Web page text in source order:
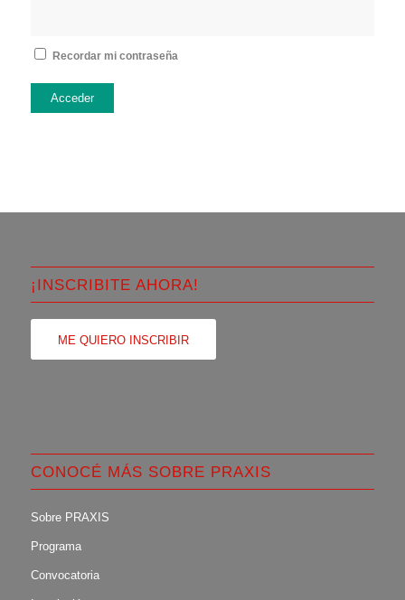
Recordar mi contraseña
Acceder
¡INSCRIBITE AHORA!
ME QUIERO INSCRIBIR
CONOCÉ MÁS SOBRE PRAXIS
Sobre PRAXIS
Programa
Convocatoria